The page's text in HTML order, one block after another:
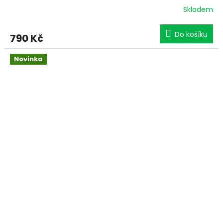
Skladem
790 Kč Do košíku
Novinka